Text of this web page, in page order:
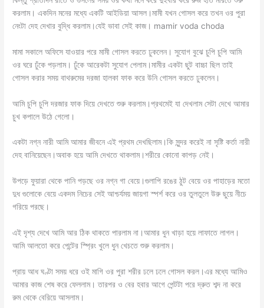
করলাম। একদিন মনের মধ্যে একটি আইডিয়া আসল।মামী যখন গোসল করে তখন ওর পুরা
নেংটা দেহ দেখার বুদ্ধি করলাম।যেই ভাবা সেই কাজ। mamir voda choda
মামা সকালে অফিসে যাওয়ার পরে মামী গোসল করতে ঢুকলেন। সুযোগ বুঝে চুপি চুপি আমি
ওর ঘরে ঢুঁকে পড়লাম। ঢুঁকে আরেকটা সুযোগ পেলাম।মামীর একটা ছুট বাচ্চা ছিল তাই
গোসল করার সময় বাথরুমের দরজা হালকা ফাক করে উনি গোসল করতে ঢুকলেন।
আমি চুপি চুপি দরজার ফাক দিয়ে দেখতে শুরু করলাম।প্রথমেই যা দেখলাম সেটা দেখে আমার
চুখ কপালে উঠে গেলো।
একটা নগ্ন নারী আমি আমার জীবনে এই প্রথম দেখছিলাম।কি সুন্দর করেই না সৃষ্টি কর্তা নারী
দেহ বানিয়েছেন।অবাক হয়ে আমি দেখতে থাকলাম।শরীরে কোনো কাপড় নেই।
উপড়ে ফুয়ারা থেকে পানি পড়ছে ওর নগ্ন গা বেয়ে।গুলাপি রঙের ঠুট বেয়ে ওর পাহাড়ের মতো
দুধ গুলোকে বেয়ে একদম নিচের সেই আশ্চর্যময় জায়গা স্পর্শ করে ওর তুলতুলে উরু ছুয়ে নীচে
গরিয়ে পরছে।
এই দৃশ্য দেখে আমি আর ঠিক থাকতে পারলাম না।আমার ধুন খাড়া হয়ে লাফাতে লাগল।
আমি আলতো করে পেন্টের স্প্রিং খুলে ধুন খেচতে শুরু করলাম।
প্রায় আধ ঘণ্টা সময় ধরে ওই মাগি ওর পুরা শরীর ঢলে ঢলে গোসল করল।এর মধ্যে আমিও
আমার কাজ শেষ করে ফেললাম। তারপর ও বের হবার আগে পেন্টটা পরে দ্রুত শব্দ না করে
রুম থেকে বেরিয়ে আসলাম।